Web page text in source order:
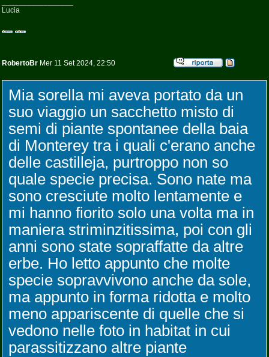
Lucia
RobertoBr Mer 11 Set 2024, 22:50
Mia sorella mi aveva portato da un
suo viaggio un sacchetto misto di
semi di piante spontanee della baia
di Monterey tra i quali c'erano anche
delle castilleja, purtroppo non so
quale specie precisa. Sono nate ma
sono cresciute molto lentamente e
mi hanno fiorito solo una volta ma in
maniera striminzitissima, poi con gli
anni sono state sopraffatte da altre
erbe. Ho letto appunto che molte
specie sopravvivono anche da sole,
ma appunto in forma ridotta e molto
meno appariscente di quelle che si
vedono nelle foto in habitat in cui
parassitizzano altre piante